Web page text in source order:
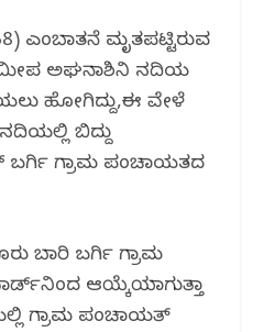
ಎಂಬಾತನೆ ಮೃತಪಟ್ಟಿರುವ
ಸಮೀಪ ಅಘನಾಶಿನಿ ನದಿಯ
ಹೋಗಿದ್ದು,ಈ ವೇಳೆ
ಬಿದ್ದು
ಬರ್ಗಿ ಗ್ರಾಮ ಪಂಚಾಯತದ
ಬಾರಿ ಬರ್ಗಿ ಗ್ರಾಮ
ಆಯ್ಕೆಯಾಗುತ್ತಾ
ಗ್ರಾಮ ಪಂಚಾಯತ್